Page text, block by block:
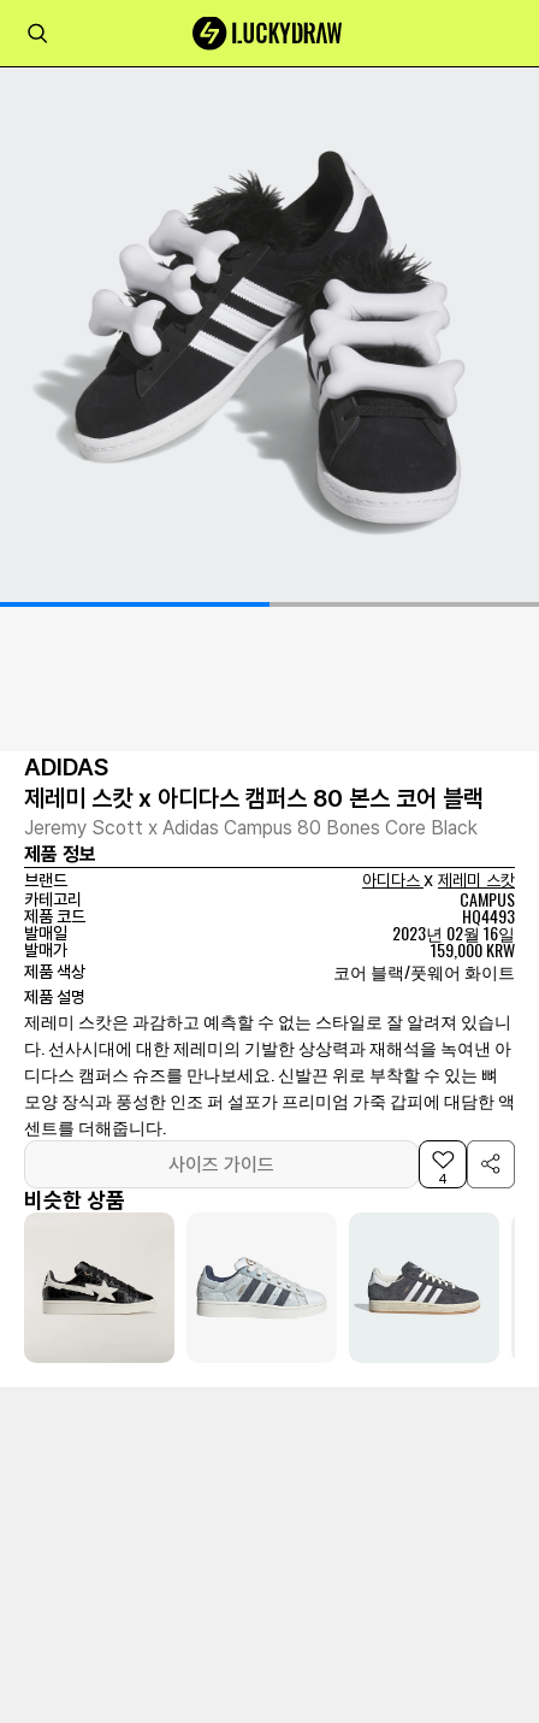
ADIDAS
제레미 스캇 x 아디다스 캠퍼스 80 본스 코어 블랙
Jeremy Scott x Adidas Campus 80 Bones Core Black
제품 정보
브랜드 아디다스x 제레미 스캇
카테고리
CAMPUS
제품 코드 HQ4493
발매일 2023년 02월 16일
발매가 159,000 KRW
제품 색상 코어 블랙/풋웨어 화이트
제품 설명
제레미 스캇은 과감하고 예측할 수 없는 스타일로 잘 알려져 있습니
다. 선사시대에 대한 제레미의 기발한 상상력과 재해석을 녹여낸 아
디다스 캠퍼스 슈즈를 만나보세요. 신발끈 위로 부착할 수 있는 뼈
모양 장식과 풍성한 인조 퍼 설포가 프리미엄 가죽 갑피에 대담한 액
센트를 더해줍니다.
사이즈 가이드
4
비슷한 상품